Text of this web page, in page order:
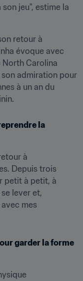
jeu", estime la
retour à
North Carolina
admiration pour
à un an du
la
à
Depuis trois
petit à petit, à
lever et,
mes
garder la forme